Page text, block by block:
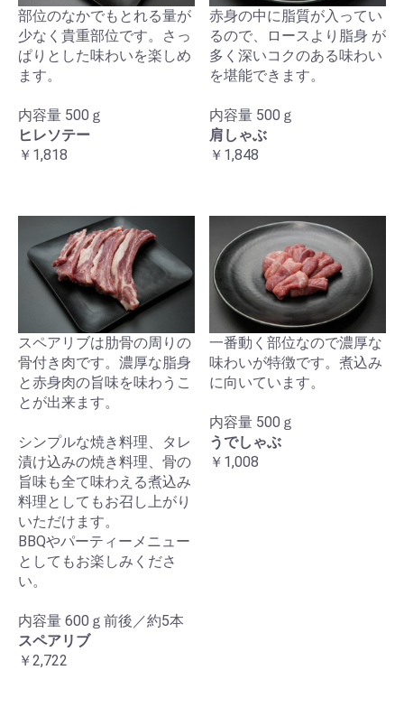
お買い物を続ける カートへ進む
部位のなかでもとれる量が
少なく貴重部位です。さっ
ぱりとした味わいを楽しめ
ます。
内容量 500ｇ
ヒレソテー
￥1,818
赤身の中に脂質が入ってい
るので、ロースより脂身 が
多く深いコクのある味わい
を堪能できます。
内容量 500ｇ
肩しゃぶ
￥1,848
スペアリブは肋骨の周りの
骨付き肉です。濃厚な脂身
と赤身肉の旨味を味わうこ
とが出来ます。
シンプルな焼き料理、タレ
漬け込みの焼き料理、骨の
旨味も全て味わえる煮込み
料理としてもお召し上がり
いただけます。
BBQやパーティーメニュー
としてもお楽しみくださ
い。
内容量 600ｇ前後／約5本
スペアリブ
￥2,722
一番動く部位なので濃厚な
味わいが特徴です。煮込み
に向いています。
内容量 500ｇ
うでしゃぶ
￥1,008